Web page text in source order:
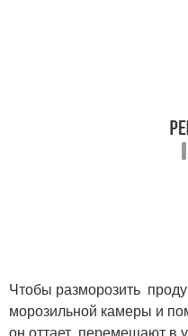
Чтобы разморозить
морозильной камеры и